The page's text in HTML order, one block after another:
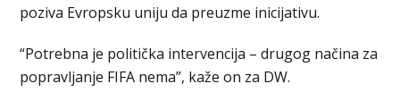
poziva Evropsku uniju da preuzme inicijativu.
“Potrebna je politička intervencija – drugog načina za
popravljanje FIFA nema”, kaže on za DW.